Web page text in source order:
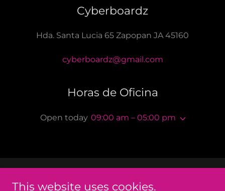
Cyberboardz
Hda. Santa Lucia 65 Zapopan JA 45160
cyberboardz@gmail.com
Horas de Oficina
Open today 09:00 am – 05:00 pm
Cyberboardz
This website uses cookies.